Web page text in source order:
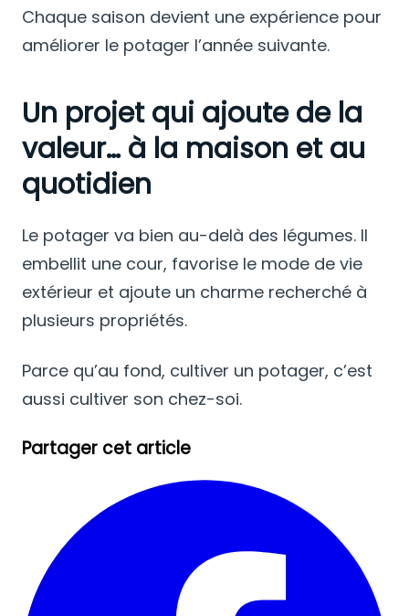
Chaque saison devient une expérience pour
améliorer le potager l’année suivante.
Un projet qui ajoute de la
valeur… à la maison et au
quotidien
Le potager va bien au-delà des légumes. Il
embellit une cour, favorise le mode de vie
extérieur et ajoute un charme recherché à
plusieurs propriétés.
Parce qu’au fond, cultiver un potager, c’est
aussi cultiver son chez-soi.
Partager cet article